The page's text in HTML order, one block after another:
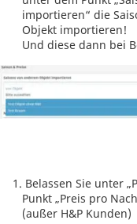
importieren“ die
Objekt importieren!
Und diese dann bei
Belassen Sie unter
Punkt „Preis pro
(außer H&P Kunden)